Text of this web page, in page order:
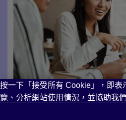
商務課程
按一下「接受所有 Cookie」，即
覽、分析網站使用情況，並協助我